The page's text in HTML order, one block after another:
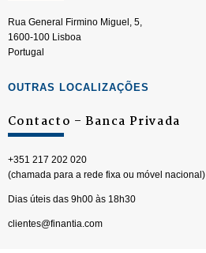
Rua General Firmino Miguel, 5,
1600-100 Lisboa
Portugal
OUTRAS LOCALIZAÇÕES
Contacto – Banca Privada
+351 217 202 020
(chamada para a rede fixa ou móvel nacional)
Dias úteis das 9h00 às 18h30
clientes@finantia.com